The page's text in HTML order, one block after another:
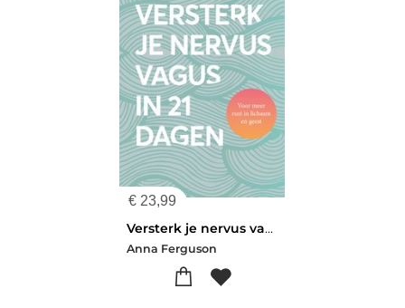
€ 23,99
Versterk je nervus vagus in 21 dagen
Anna Ferguson